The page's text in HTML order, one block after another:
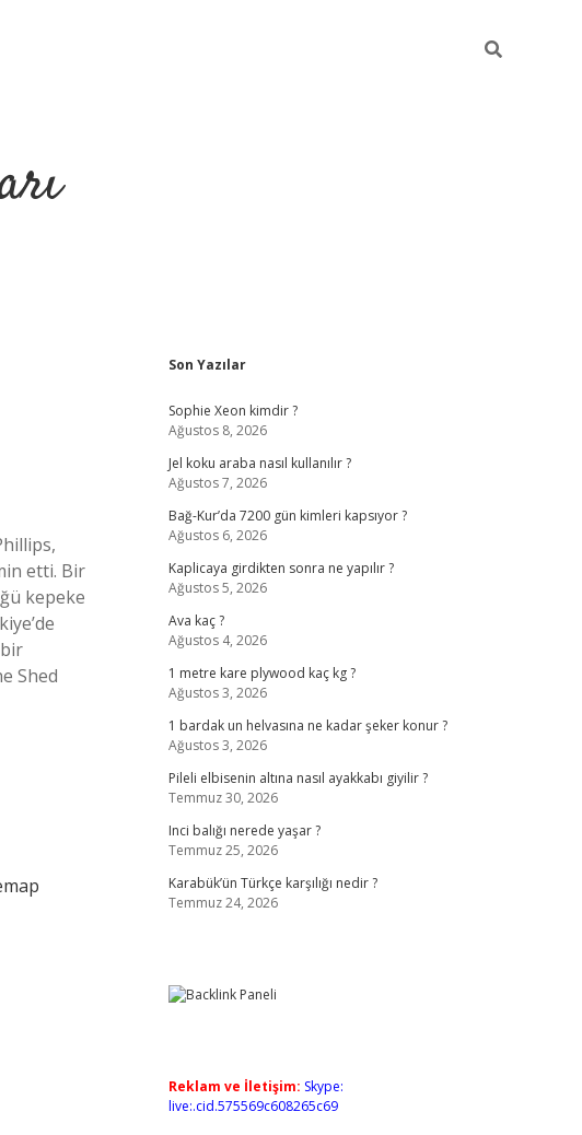
etti. Bir
kepeke
Shed
Sidebar
Son Yazılar
Sophie Xeon kimdir ?
Ağustos 8, 2026
Jel koku araba nasıl kullanılır ?
Ağustos 7, 2026
Bağ-Kur’da 7200 gün kimleri kapsıyor ?
Ağustos 6, 2026
Kaplicaya girdikten sonra ne yapılır ?
Ağustos 5, 2026
Ava kaç ?
Ağustos 4, 2026
1 metre kare plywood kaç kg ?
Ağustos 3, 2026
1 bardak un helvasına ne kadar şeker konur ?
Ağustos 3, 2026
Pileli elbisenin altına nasıl ayakkabı giyilir ?
Temmuz 30, 2026
Inci balığı nerede yaşar ?
Temmuz 25, 2026
Karabük’ün Türkçe karşılığı nedir ?
Temmuz 24, 2026
Reklam ve İletişim: Skype:
live:.cid.575569c608265c69